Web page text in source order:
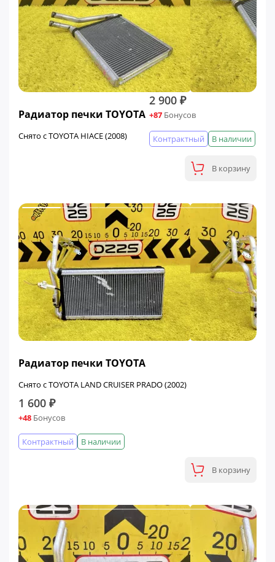
Радиатор печки TOYOTA
Снято с TOYOTA HIACE (2008)
2 900 ₽
+87 Бонусов
В наличии
Контрактный
В корзину
Радиатор печки TOYOTA
Снято с TOYOTA LAND CRUISER PRADO (2002)
1 600 ₽
+48 Бонусов
В наличии
Контрактный
В корзину